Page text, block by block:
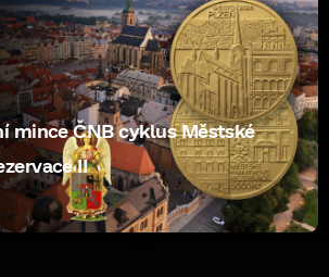
mince ČNB cyklus Městské
II